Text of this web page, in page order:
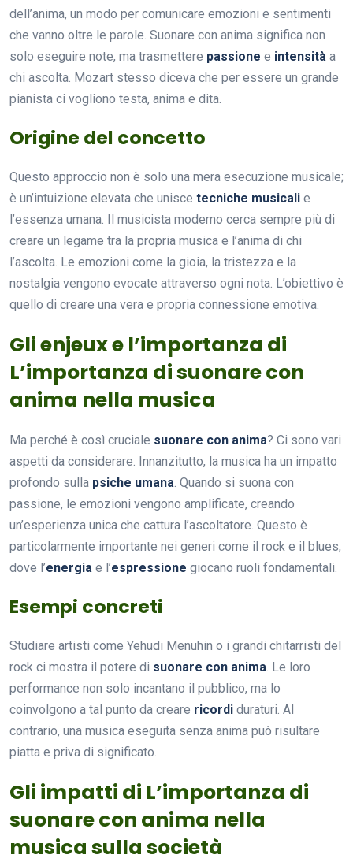
dell’anima, un modo per comunicare emozioni e sentimenti
che vanno oltre le parole. Suonare con anima significa non
solo eseguire note, ma trasmettere passione e intensità a
chi ascolta. Mozart stesso diceva che per essere un grande
pianista ci vogliono testa, anima e dita.
Origine del concetto
Questo approccio non è solo una mera esecuzione musicale;
è un’intuizione elevata che unisce tecniche musicali e
l’essenza umana. Il musicista moderno cerca sempre più di
creare un legame tra la propria musica e l’anima di chi
l’ascolta. Le emozioni come la gioia, la tristezza e la
nostalgia vengono evocate attraverso ogni nota. L’obiettivo è
quello di creare una vera e propria connessione emotiva.
Gli enjeux e l’importanza di
L’importanza di suonare con
anima nella musica
Ma perché è così cruciale suonare con anima? Ci sono vari
aspetti da considerare. Innanzitutto, la musica ha un impatto
profondo sulla psiche umana. Quando si suona con
passione, le emozioni vengono amplificate, creando
un’esperienza unica che cattura l’ascoltatore. Questo è
particolarmente importante nei generi come il rock e il blues,
dove l’energia e l’espressione giocano ruoli fondamentali.
Esempi concreti
Studiare artisti come Yehudi Menuhin o i grandi chitarristi del
rock ci mostra il potere di suonare con anima. Le loro
performance non solo incantano il pubblico, ma lo
coinvolgono a tal punto da creare ricordi duraturi. Al
contrario, una musica eseguita senza anima può risultare
piatta e priva di significato.
Gli impatti di L’importanza di
suonare con anima nella
musica sulla società